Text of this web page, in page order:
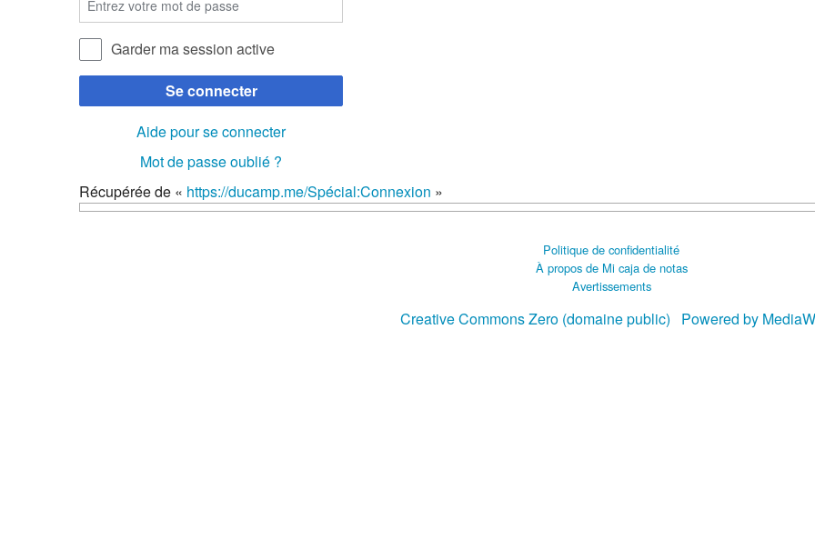
Garder ma session active
Se connecter
Aide pour se connecter
Mot de passe oublié ?
Récupérée de « https://ducamp.me/Spécial:Connexion »
Politique de confidentialité
À propos de Mi caja de notas
Avertissements
Creative Commons Zero (domaine public) Powered by